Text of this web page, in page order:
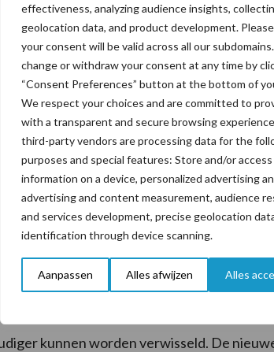
effectiveness, analyzing audience insights,
geolocation data, and product development.
your consent will be valid across all our
change or withdraw your consent at any time by
“Consent Preferences” button at the bottom of
We respect your choices and are committed to
with a transparent and secure browsing
third-party vendors are processing data for the
purposes and special features: Store and/or access
information on a device, personalized advertising
advertising and content measurement, audience
and services development, precise geolocation
identification through device scanning.
Aanpassen Alles afwijzen Alles
een krachtige snijrotor met
beveiliging van de messen bij
persdrukregeling met
Woippy bij de ontwikkeling van de
Dit systeem bestaat nu uit een nieuw
voor beide spanarmen. Hierdoor kunnen
worden uitgevoerd.
nu standaard
netrol 25 cm lager is aangebracht dan bij
kunnen worden verwisseld. De